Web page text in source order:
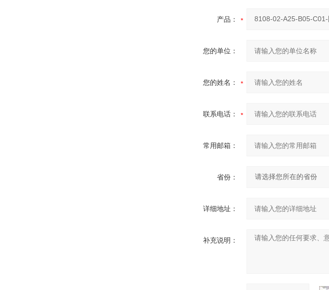
产品：
您的单位：
您的姓名：
联系电话：
常用邮箱：
省份：
详细地址：
补充说明：